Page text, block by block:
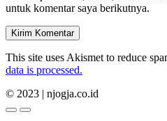
untuk komentar saya berikutnya.
This site uses Akismet to reduce
data is processed.
© 2023 | njogja.co.id